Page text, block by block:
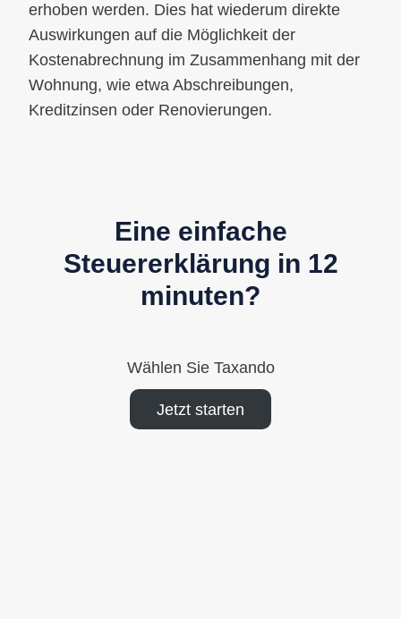
erhoben werden. Dies hat wiederum direkte
Auswirkungen auf die Möglichkeit der
Kostenabrechnung im Zusammenhang mit der
Wohnung, wie etwa Abschreibungen,
Kreditzinsen oder Renovierungen.
Eine einfache
Steuererklärung in 12
minuten?
Wählen Sie Taxando
Jetzt starten